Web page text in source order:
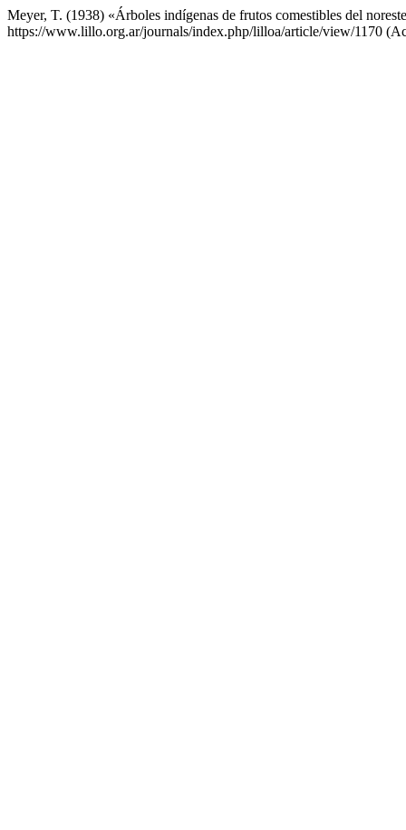
Meyer, T. (1938) «Árboles indígenas de frutos comestibles del
https://www.lillo.org.ar/journals/index.php/lilloa/article/view/1170